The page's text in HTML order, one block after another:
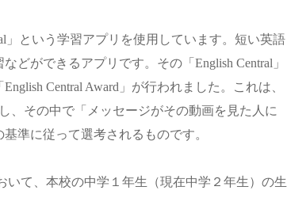
」という学習アプリを使用しています。短い英語
どができるアプリです。その「English Central」
Central Award」が行われました。これは、
、その中で「メッセージがその動画を見た人に
準に従って選考されるものです。
いて、本校の中学１年生（現在中学２年生）の生